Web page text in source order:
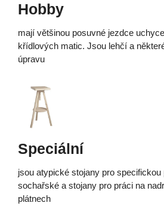
Hobby
mají většinou posuvné jezdce
křídlových matic. Jsou lehčí a
úpravu
Speciální
jsou atypické stojany pro specifickou
sochařské a stojany pro práci na
plátnech